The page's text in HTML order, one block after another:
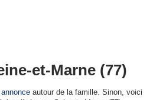
et-Marne (77)
autour de la famille. Sinon, voici